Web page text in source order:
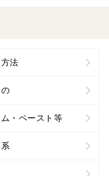
法
・ペースト等